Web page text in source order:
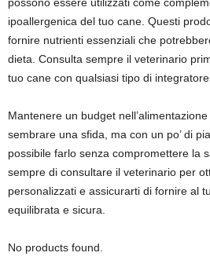
ipoallergenica del tuo cane. Questi
fornire nutrienti essenziali che
dieta. Consulta sempre il veterinario
tuo cane con qualsiasi tipo di integratore.
Mantenere un budget
sembrare una sfida, ma con un po’ di
possibile farlo senza compromettere la
sempre di consultare il veterinario per
personalizzati e assicurarti di fornire al
equilibrata e sicura.
No products found.